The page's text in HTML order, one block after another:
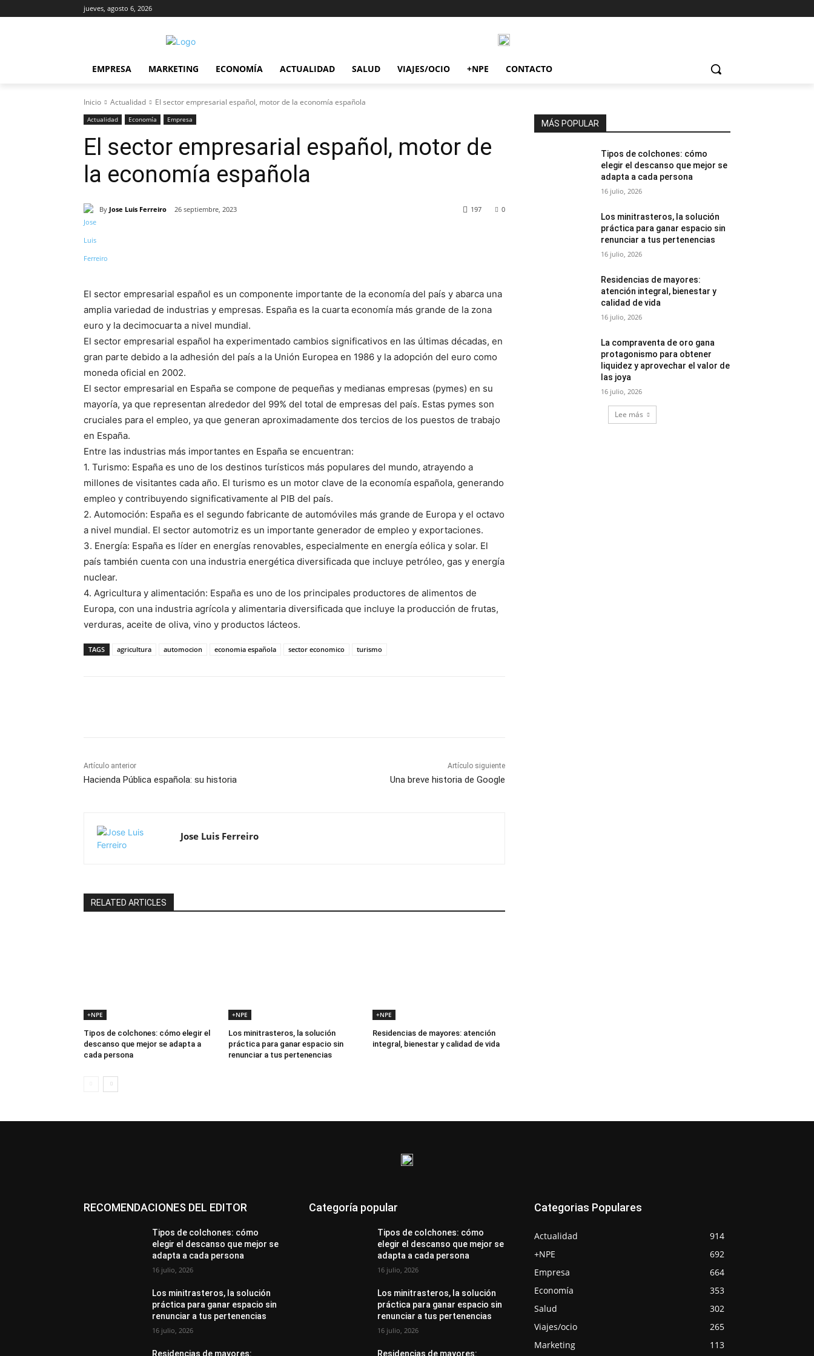
jueves, agosto 6, 2026
EMPRESA MARKETING ECONOMÍA ACTUALIDAD SALUD VIAJES/OCIO +NPE CONTACTO
Inicio Actualidad El sector empresarial español, motor de la economía española
Actualidad Economía Empresa
El sector empresarial español, motor de
la economía española
By Jose Luis Ferreiro 26 septiembre, 2023 0
197
El sector empresarial español es un componente importante de la economía del país y abarca una
amplia variedad de industrias y empresas. España es la cuarta economía más grande de la zona
euro y la decimocuarta a nivel mundial.
El sector empresarial español ha experimentado cambios significativos en las últimas décadas, en
gran parte debido a la adhesión del país a la Unión Europea en 1986 y la adopción del euro como
moneda oficial en 2002.
El sector empresarial en España se compone de pequeñas y medianas empresas (pymes) en su
mayoría, ya que representan alrededor del 99% del total de empresas del país. Estas pymes son
cruciales para el empleo, ya que generan aproximadamente dos tercios de los puestos de trabajo
en España.
Entre las industrias más importantes en España se encuentran:
1. Turismo: España es uno de los destinos turísticos más populares del mundo, atrayendo a
millones de visitantes cada año. El turismo es un motor clave de la economía española, generando
empleo y contribuyendo significativamente al PIB del país.
2. Automoción: España es el segundo fabricante de automóviles más grande de Europa y el octavo
a nivel mundial. El sector automotriz es un importante generador de empleo y exportaciones.
3. Energía: España es líder en energías renovables, especialmente en energía eólica y solar. El
país también cuenta con una industria energética diversificada que incluye petróleo, gas y energía
nuclear.
4. Agricultura y alimentación: España es uno de los principales productores de alimentos de
Europa, con una industria agrícola y alimentaria diversificada que incluye la producción de frutas,
verduras, aceite de oliva, vino y productos lácteos.
TAGS agricultura automocion economia española sector economico turismo
Artículo anterior
Hacienda Pública española: su historia
Artículo siguiente
Una breve historia de Google
Jose Luis Ferreiro
RELATED ARTICLES
+NPE
Tipos de colchones: cómo elegir el
descanso que mejor se adapta a
cada persona
+NPE
Los minitrasteros, la solución
práctica para ganar espacio sin
renunciar a tus pertenencias
+NPE
Residencias de mayores: atención
integral, bienestar y calidad de vida
MÁS POPULAR
Tipos de colchones: cómo
elegir el descanso que mejor se
adapta a cada persona
16 julio, 2026
Los minitrasteros, la solución
práctica para ganar espacio sin
renunciar a tus pertenencias
16 julio, 2026
Residencias de mayores:
atención integral, bienestar y
calidad de vida
16 julio, 2026
La compraventa de oro gana
protagonismo para obtener
liquidez y aprovechar el valor de
las joya
16 julio, 2026
Lee más
RECOMENDACIONES DEL EDITOR
Tipos de colchones: cómo
elegir el descanso que mejor se
adapta a cada persona
16 julio, 2026
Los minitrasteros, la solución
práctica para ganar espacio sin
renunciar a tus pertenencias
16 julio, 2026
Residencias de mayores:
Categoría popular
Tipos de colchones: cómo
elegir el descanso que mejor se
adapta a cada persona
16 julio, 2026
Los minitrasteros, la solución
práctica para ganar espacio sin
renunciar a tus pertenencias
16 julio, 2026
Residencias de mayores:
Categorias Populares
Actualidad
914
+NPE
692
Empresa
664
Economía
353
Salud
302
Viajes/ocio
265
Marketing
113